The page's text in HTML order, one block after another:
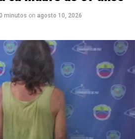
minutos on agosto 10, 2026